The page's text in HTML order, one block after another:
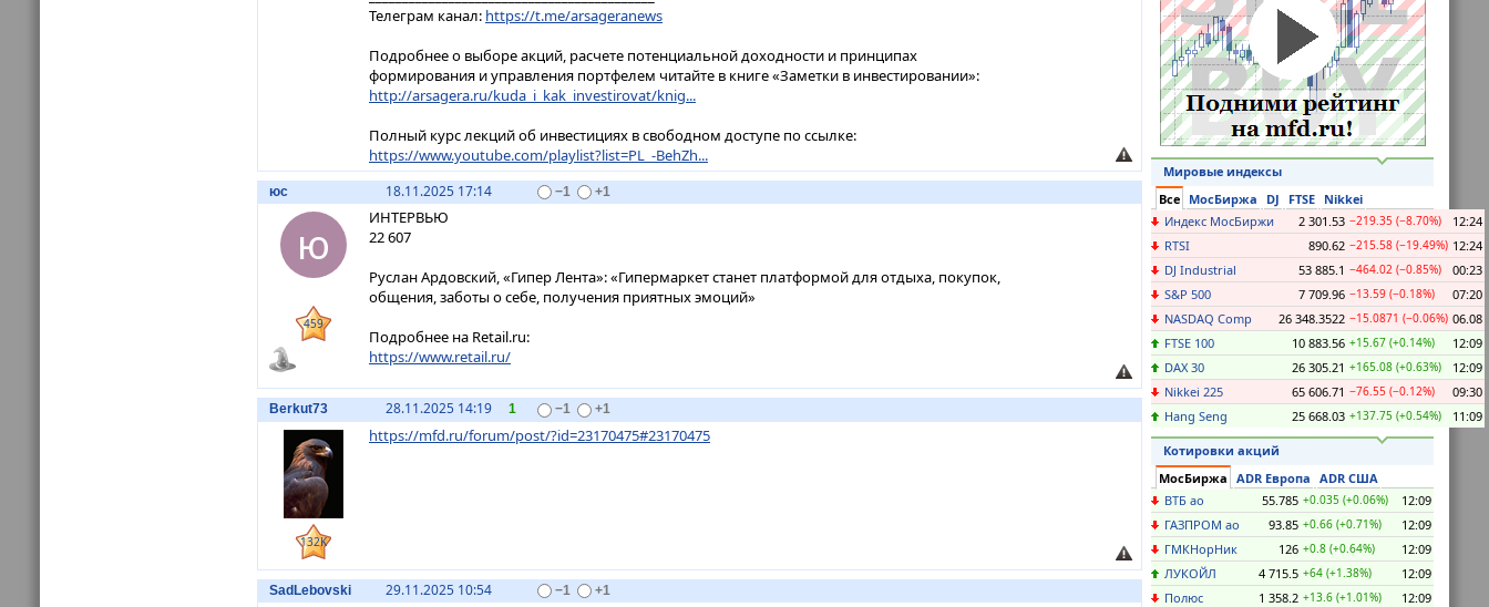
Телеграм канал: https://t.me/arsageranews
Подробнее о выборе акций, расчете потенциальной доходности и принципах
формирования и управления портфелем читайте в книге «Заметки в инвестировании»:
http://arsagera.ru/kuda_i_kak_investirovat/knig...
Полный курс лекций об инвестициях в свободном доступе по ссылке:
https://www.youtube.com/playlist?list=PL_-BehZh...
юс 18.11.2025 17:14 −1 +1
ю
459
ИНТЕРВЬЮ
22 607
Руслан Ардовский, «Гипер Лента»: «Гипермаркет станет платформой для отдыха, покупок,
общения, заботы о себе, получения приятных эмоций»
Подробнее на Retail.ru:
https://www.retail.ru/
Berkut73 28.11.2025 14:19 1 −1 +1
132K
https://mfd.ru/forum/post/?id=23170475#23170475
SadLebovski 29.11.2025 10:54 −1 +1
Мировые индексы
Все МосБиржа DJ FTSE Nikkei
Индекс МосБиржи
2 301.53 −219.35 (−8.70%)
12:24
RTSI
890.62 −215.58 (−19.49%) 12:24
DJ Industrial
53 885.1 −464.02 (−0.85%)
00:23
S&P 500
7 709.96 −13.59 (−0.18%)
07:20
NASDAQ Comp
26 348.3522 −15.0871 (−0.06%) 06.08
FTSE 100
10 883.56 +15.67 (+0.14%)
12:09
DAX 30
26 305.21 +165.08 (+0.63%)
12:09
Nikkei 225
65 606.71 −76.55 (−0.12%)
09:30
Hang Seng
25 668.03 +137.75 (+0.54%) 11:09
Котировки акций
МосБиржа ADR Европа ADR США
ВТБ ао
55.785 +0.035 (+0.06%)
12:09
ГАЗПРОМ ао
93.85 +0.66 (+0.71%)
12:09
ГМКНорНик
126 +0.8 (+0.64%)
12:09
ЛУКОЙЛ
4 715.5 +64 (+1.38%)
12:09
Полюс
1 358.2 +13.6 (+1.01%)
12:09